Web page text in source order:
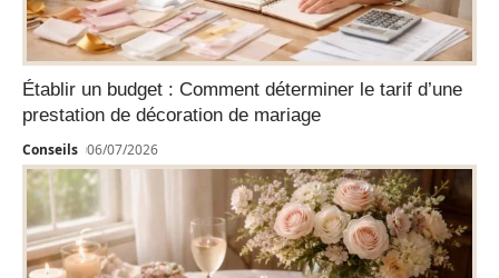
Établir un budget : Comment déterminer le tarif d’une
prestation de décoration de mariage
Conseils 06/07/2026